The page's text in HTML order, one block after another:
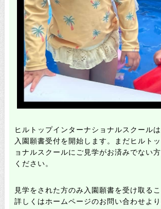
ヒルトップインターナショナルスクール
入園願書受付を開始します。
まだヒルト
ョナルスクールにご見学がお済みでない
ください。
見学をされた方のみ入園願書を受け取るこ
詳しくはホームページのお問い合わせよ